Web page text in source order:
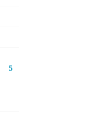
5